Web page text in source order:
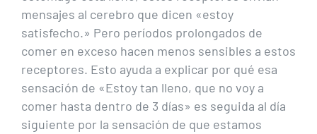
mensajes al cerebro que dicen «estoy
satisfecho.» Pero períodos prolongados de
comer en exceso hacen menos sensibles a estos
receptores. Esto ayuda a explicar por qué esa
sensación de «Estoy tan lleno, que no voy a
comer hasta dentro de 3 días» es seguida al día
siguiente por la sensación de que estamos